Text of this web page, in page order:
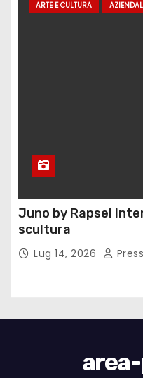
ARTE E CULTURA
Juno by Rapsel
scultura
Lug 14, 2026